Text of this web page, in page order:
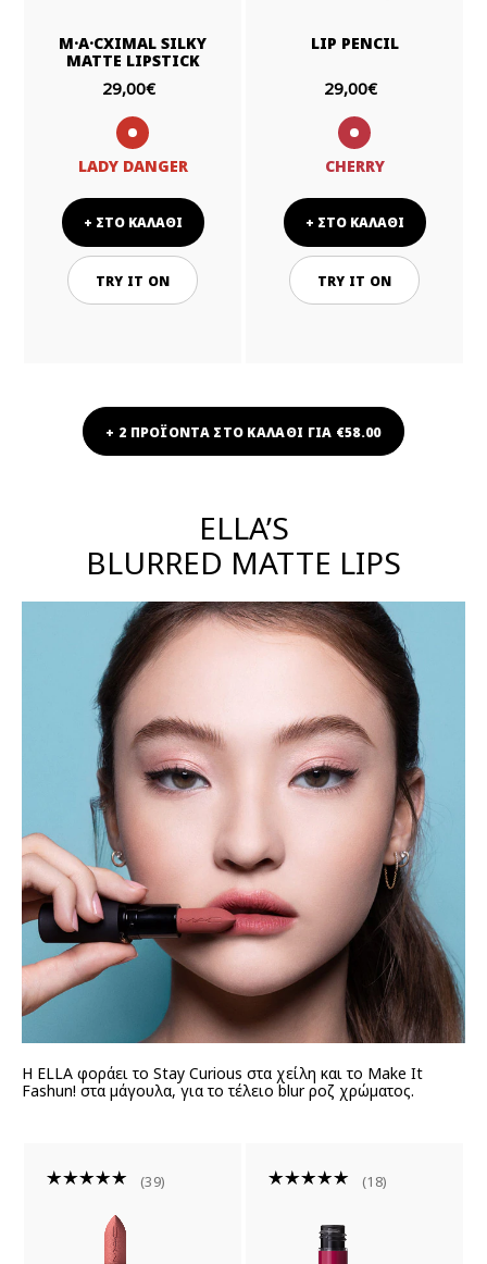
M·A·CXIMAL SILKY
MATTE LIPSTICK
29,00€
LADY DANGER
+ ΣΤΟ ΚΑΛΑΘΙ
TRY IT ON
LIP PENCIL
29,00€
CHERRY
+ ΣΤΟ ΚΑΛΑΘΙ
TRY IT ON
+ 2 ΠΡΟΪΟΝΤΑ ΣΤΟ ΚΑΛΑΘΙ ΓΙΑ €58.00
ELLA’S
BLURRED MATTE LIPS
Η ELLA φοράει το Stay Curious στα χείλη και το Make It
Fashun! στα μάγουλα, για το τέλειο blur ροζ χρώματος.
39 18